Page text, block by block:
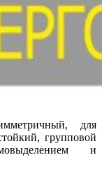
для
групповой
и